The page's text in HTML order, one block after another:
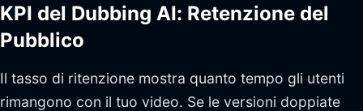
KPI del Dubbing AI: Retenzione del
Pubblico
Il tasso di ritenzione mostra quanto tempo gli utenti
rimangono con il tuo video. Se le versioni doppiate